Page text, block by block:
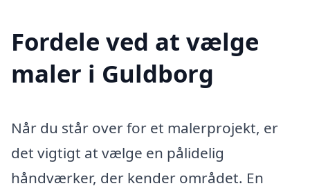
Fordele ved at vælge
maler i Guldborg
Når du står over for et malerprojekt, er
det vigtigt at vælge en pålidelig
håndværker, der kender området. En